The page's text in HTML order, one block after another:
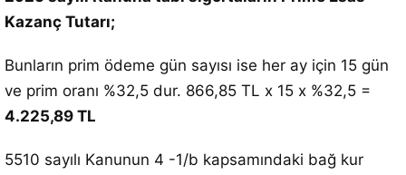
Kazanç Tutarı;
Bunların prim ödeme gün sayısı ise her ay için 15 gün
ve prim oranı %32,5 dur. 866,85 TL x 15 x %32,5 =
4.225,89 TL
5510 sayılı Kanunun 4 -1/b kapsamındaki bağ kur